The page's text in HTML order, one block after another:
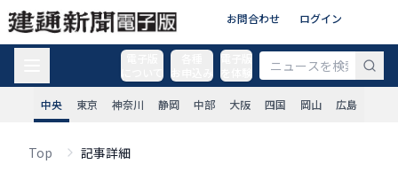
お問合わせ ログイン
電子版
中央 東京 神奈川 静岡 中部 大阪 四国 岡山 広島
Top 記事詳細